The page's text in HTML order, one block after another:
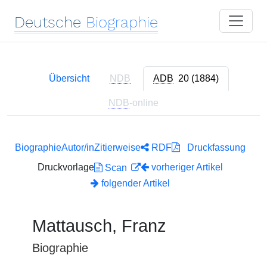
Deutsche Biographie
Übersicht NDB ADB 20 (1884)
NDB-online
BiographieAutor/inZitierweise RDF
Druckfassung
Druckvorlage
Scan
vorheriger Artikel
folgender Artikel
Mattausch, Franz
Biographie